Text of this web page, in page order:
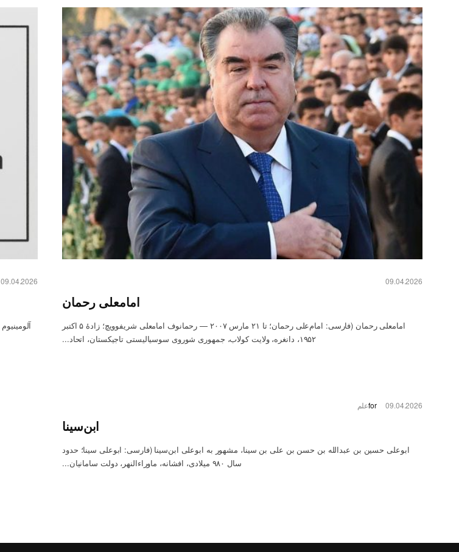
09.04.2026
امامعلی رحمان
امامعلی رحمان (فارسی: امام‌علی رحمان؛ تا ۲۱ مارس ۲۰۰۷ — رحمانوف امامعلی شریفوویچ؛ زادهٔ ۵ اکتبر
۱۹۵۲، دانغره، ولایت کولاب، جمهوری شوروی سوسیالیستی تاجیکستان، اتحاد...
09.04.2026
09.04.2026
forعلم
ابن‌سینا
ابوعلی حسین بن عبدالله بن حسن بن علی بن سینا، مشهور به ابوعلی ابن‌سینا (فارسی: ابوعلی سینا؛ حدود
سال ۹۸۰ میلادی، افشانه، ماوراءالنهر، دولت سامانیان...